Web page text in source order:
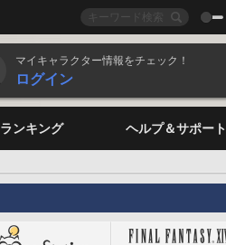
マイキャラクター情報をチェック！
ログイン
ランキング ヘルプ＆サポート